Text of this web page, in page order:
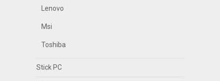
Lenovo
Msi
Toshiba
Stick PC